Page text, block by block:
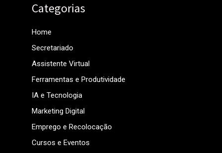
Categorias
Home
Secretariado
Assistente Virtual
Ferramentas e Produtividade
IA e Tecnologia
Marketing Digital
Emprego e Recolocação
Cursos e Eventos